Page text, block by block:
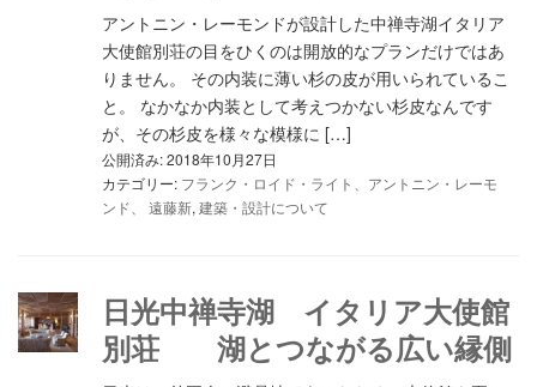
アントニン・レーモンドが設計した中禅寺湖イタリア
大使館別荘の目をひくのは開放的なプランだけではあ
りません。 その内装に薄い杉の皮が用いられているこ
と。 なかなか内装として考えつかない杉皮なんです
が、その杉皮を様々な模様に […]
公開済み: 2018年10月27日
カテゴリー: フランク・ロイド・ライト、アントニン・レーモ
ンド、 遠藤新, 建築・設計について
日光中禅寺湖 イタリア大使館
別荘 湖とつながる広い縁側